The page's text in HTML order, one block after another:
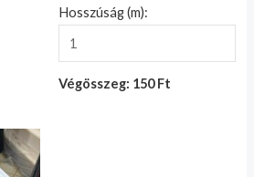
Hosszúság (m):
Végösszeg: 150 Ft